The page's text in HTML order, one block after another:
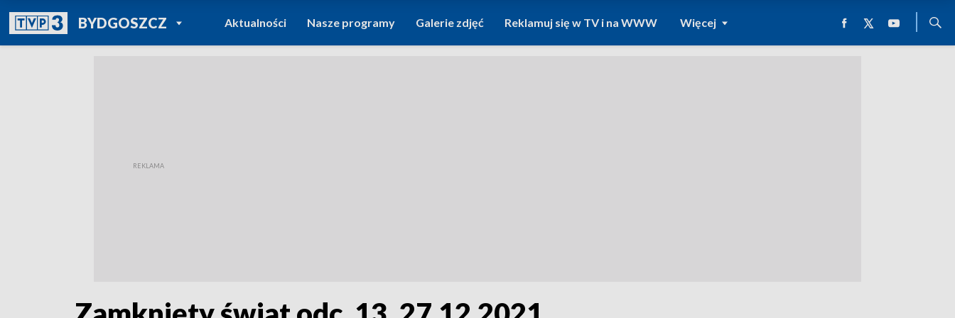
BYDGOSZCZPOWRÓT DO
TVP REGIONY
Aktualności Nasze programy Galerie zdjęć Reklamuj się w TV i na WWW Więcej